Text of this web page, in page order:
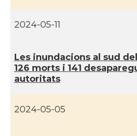
Consolat Consolat
2024-05-11
Les inundacions al sud
126 morts i 141
autoritats
2024-05-05